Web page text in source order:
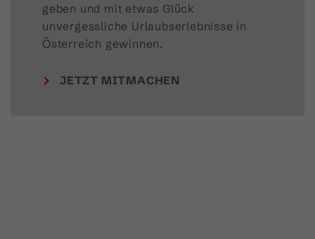
geben und mit etwas Glück
unvergessliche Urlaubserlebnisse in
Österreich gewinnen.
JETZT MITMACHEN